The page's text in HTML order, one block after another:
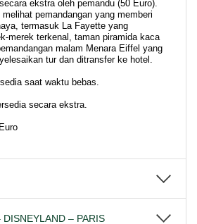
ekstra oleh pemandu (50 Euro).
pemandangan yang memberi
termasuk La Fayette yang
merek terkenal, taman piramida kaca
malam Menara Eiffel yang
tur dan ditransfer ke hotel.
saat waktu bebas.
secara ekstra.
– PARIS